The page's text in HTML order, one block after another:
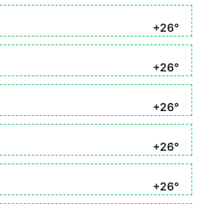
+26°
+26°
+26°
+26°
+26°